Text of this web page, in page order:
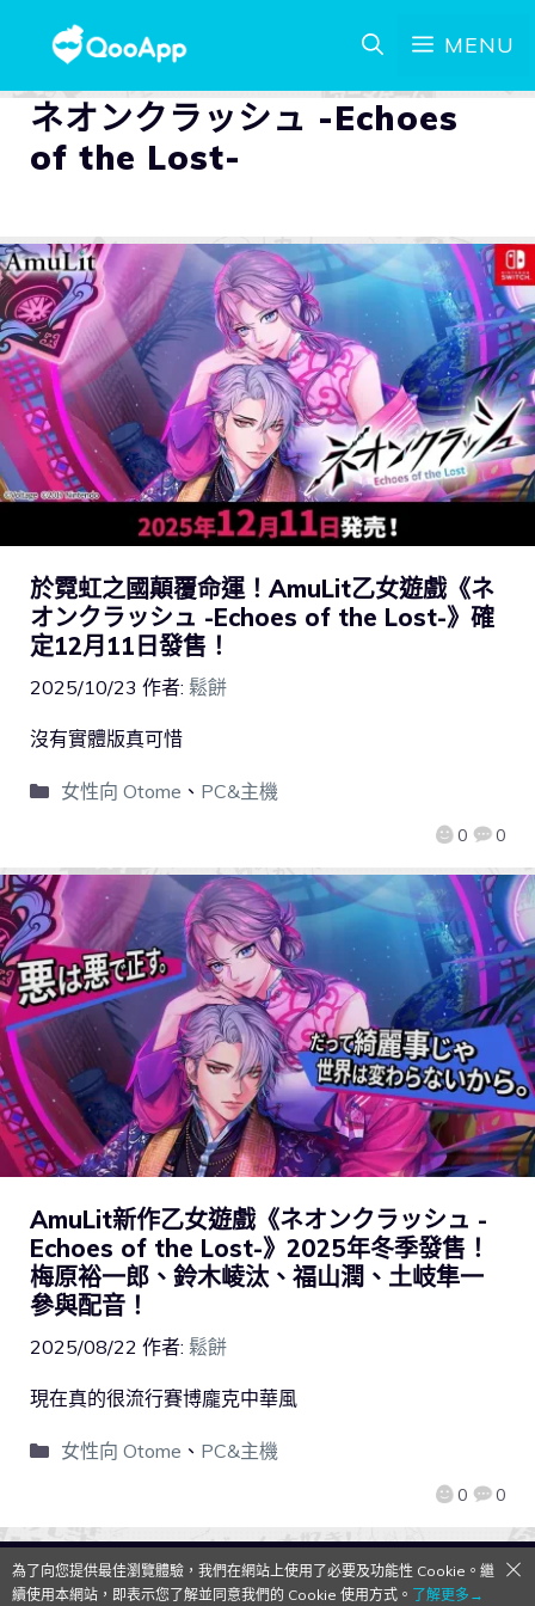
MENU
ネオンクラッシュ -Echoes
of the Lost-
於霓虹之國顛覆命運！AmuLit乙女遊戲《ネ
オンクラッシュ -Echoes of the Lost-》確
定12月11日發售！
2025/10/23 作者: 鬆餅
0 0
沒有實體版真可惜
女性向 Otome 、 PC&主機
AmuLit新作乙女遊戲《ネオンクラッシュ -
Echoes of the Lost-》2025年冬季發售！
梅原裕一郎、鈴木崚汰、福山潤、土岐隼一
參與配音！
2025/08/22 作者: 鬆餅
0 0
現在真的很流行賽博龐克中華風
女性向 Otome 、 PC&主機
QooApp Limited © 2026
為了向您提供最佳瀏覽體驗，我們在網站上使用了必要及功能性 Cookie。繼
續使用本網站，即表示您了解並同意我們的 Cookie 使用方式。 了解更多→